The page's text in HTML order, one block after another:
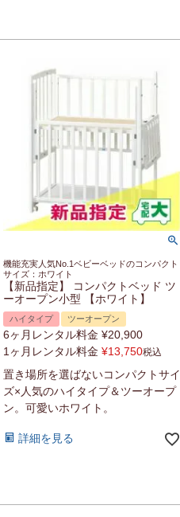
機能充実人気No.1ベビーベッドのコンパクト
サイズ：ホワイト
【新品指定】 コンパクトベッド ツ
ーオープン小型 【ホワイト】
ハイタイプ ツーオープン
6ヶ月レンタル料金 ¥20,900
1ヶ月レンタル料金 ¥13,750税込
置き場所を選ばないコンパクトサイ
ズ×人気のハイタイプ＆ツーオープ
ン。可愛いホワイト。
詳細を見る